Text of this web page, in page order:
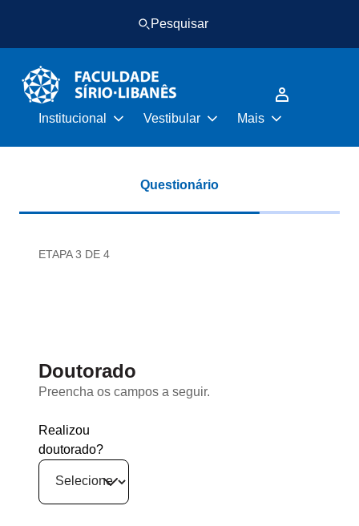
o
conteúdo
principal
o
rodapé
Pesquisar
Institucional Vestibular Mais
Questionário
ETAPA 3 DE 4
Doutorado
Preencha os campos a seguir.
Realizou
doutorado?